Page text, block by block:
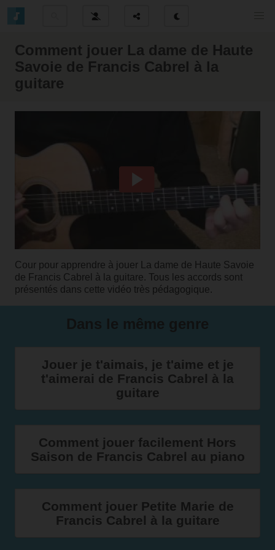
Comment jouer La dame de Haute
Savoie de Francis Cabrel à la
guitare
Cour pour apprendre à jouer La dame de Haute Savoie
de Francis Cabrel à la guitare. Tous les accords sont
présentés dans cette vidéo très pédagogique.
Jouer je t'aimais, je t'aime et je
t'aimerai de Francis Cabrel à la
guitare
Comment jouer facilement Hors
Saison de Francis Cabrel au piano
Comment jouer Petite Marie de
Francis Cabrel à la guitare